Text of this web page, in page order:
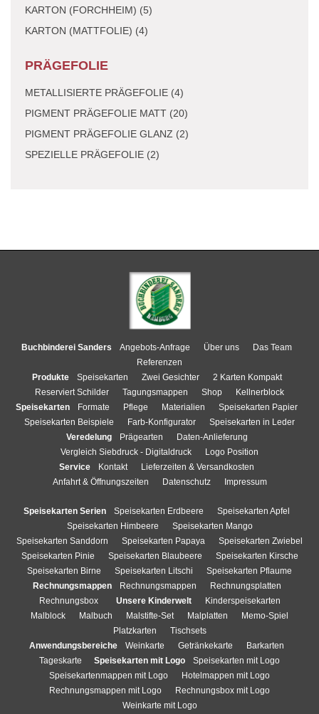
KARTON (FORCHHEIM) (5)
KARTON (MATTFOLIE) (4)
PRÄGEFOLIE
METALLISIERTE PRÄGEFOLIE (4)
PIGMENT PRÄGEFOLIE MATT (20)
PIGMENT PRÄGEFOLIE GLANZ (2)
SPEZIELLE PRÄGEFOLIE (2)
Buchbinderei Sanders Angebots-Anfrage Über uns
Das Team
Referenzen
Produkte
Speisekarten Zwei Gesichter
2 Karten Kompakt
Reserviert Schilder
Tagungsmappen Shop
Kellnerblock
Speisekarten
Formate Pflege Materialien
Speisekarten Papier
Speisekarten Beispiele
Farb-Konfigurator
Speisekarten in Leder
Veredelung
Prägearten
Daten-Anlieferung
Vergleich Siebdruck - Digitaldruck
Logo Position
Service
Kontakt
Lieferzeiten & Versandkosten
Anfahrt & Öffnungszeiten
Datenschutz Impressum
Speisekarten Serien Speisekarten Erdbeere
Speisekarten Apfel
Speisekarten Himbeere
Speisekarten Mango
Speisekarten Sanddorn
Speisekarten Papaya
Speisekarten Zwiebel
Speisekarten Pinie
Speisekarten Blaubeere
Speisekarten Kirsche
Speisekarten Birne
Speisekarten Litschi
Speisekarten Pflaume
Rechnungsmappen
Rechnungsmappen
Rechnungsplatten
Rechnungsbox
Unsere Kinderwelt
Kinderspeisekarten
Malblock
Malbuch Malstifte-Set Malplatten
Memo-Spiel
Platzkarten
Tischsets
Anwendungsbereiche
Weinkarte Getränkekarte
Barkarten
Tageskarte
Speisekarten mit Logo
Speisekarten mit Logo
Speisekartenmappen mit Logo
Hotelmappen mit Logo
Rechnungsmappen mit Logo
Rechnungsbox mit Logo
Weinkarte mit Logo